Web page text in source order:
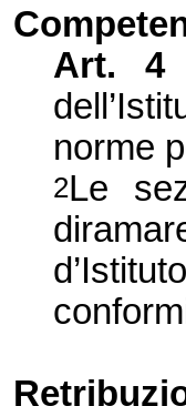
Art. 4
norme
2Le